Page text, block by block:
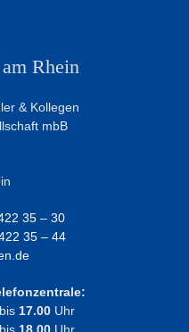
Rhein
& Kollegen
mbB
35 – 30
35 – 44
bis 17.00 Uhr